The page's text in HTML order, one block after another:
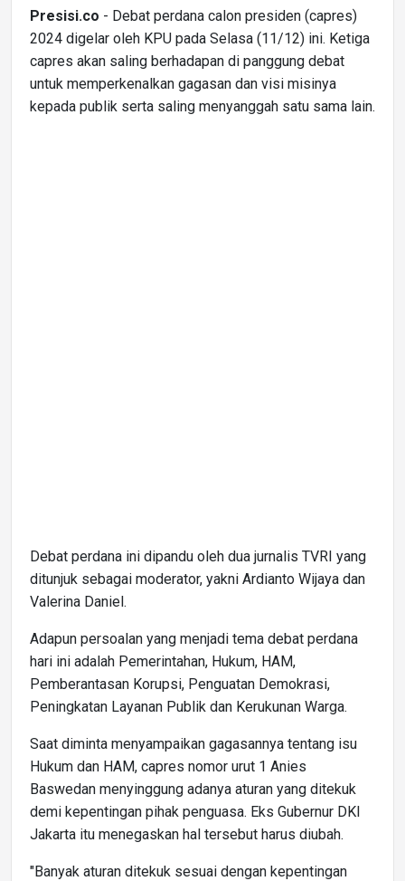
Presisi.co - Debat perdana calon presiden (capres)
2024 digelar oleh KPU pada Selasa (11/12) ini. Ketiga
capres akan saling berhadapan di panggung debat
untuk memperkenalkan gagasan dan visi misinya
kepada publik serta saling menyanggah satu sama lain.
Debat perdana ini dipandu oleh dua jurnalis TVRI yang
ditunjuk sebagai moderator, yakni Ardianto Wijaya dan
Valerina Daniel.
Adapun persoalan yang menjadi tema debat perdana
hari ini adalah Pemerintahan, Hukum, HAM,
Pemberantasan Korupsi, Penguatan Demokrasi,
Peningkatan Layanan Publik dan Kerukunan Warga.
Saat diminta menyampaikan gagasannya tentang isu
Hukum dan HAM, capres nomor urut 1 Anies
Baswedan menyinggung adanya aturan yang ditekuk
demi kepentingan pihak penguasa. Eks Gubernur DKI
Jakarta itu menegaskan hal tersebut harus diubah.
"Banyak aturan ditekuk sesuai dengan kepentingan